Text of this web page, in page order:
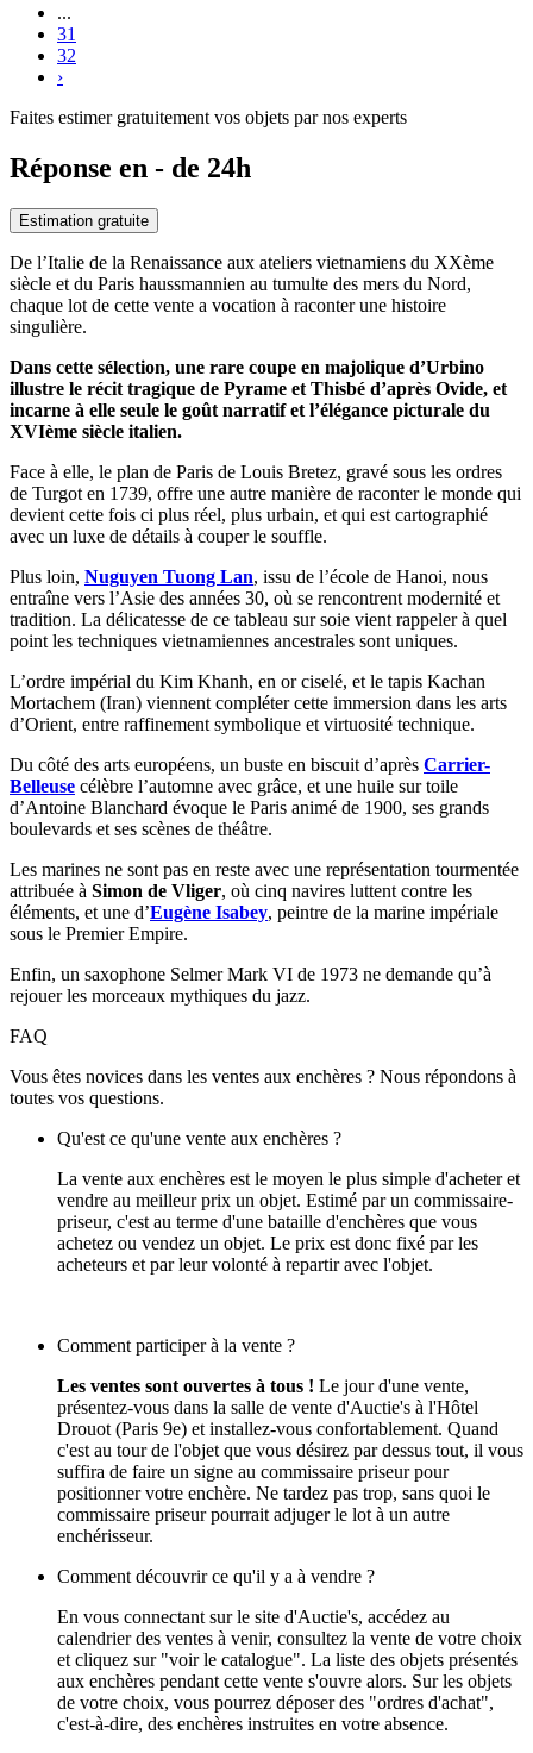
...
31
32
›
Faites estimer gratuitement vos objets par nos experts
Réponse en - de 24h
Estimation gratuite
De l’Italie de la Renaissance aux ateliers vietnamiens du XXème
siècle et du Paris haussmannien au tumulte des mers du Nord,
chaque lot de cette vente a vocation à raconter une histoire
singulière.
Dans cette sélection, une rare coupe en majolique d’Urbino
illustre le récit tragique de Pyrame et Thisbé d’après Ovide, et
incarne à elle seule le goût narratif et l’élégance picturale du
XVIème siècle italien.
Face à elle, le plan de Paris de Louis Bretez, gravé sous les ordres
de Turgot en 1739, offre une autre manière de raconter le monde qui
devient cette fois ci plus réel, plus urbain, et qui est cartographié
avec un luxe de détails à couper le souffle.
Plus loin, Nuguyen Tuong Lan, issu de l’école de Hanoi, nous
entraîne vers l’Asie des années 30, où se rencontrent modernité et
tradition. La délicatesse de ce tableau sur soie vient rappeler à quel
point les techniques vietnamiennes ancestrales sont uniques.
L’ordre impérial du Kim Khanh, en or ciselé, et le tapis Kachan
Mortachem (Iran) viennent compléter cette immersion dans les arts
d’Orient, entre raffinement symbolique et virtuosité technique.
Du côté des arts européens, un buste en biscuit d’après Carrier-
Belleuse célèbre l’automne avec grâce, et une huile sur toile
d’Antoine Blanchard évoque le Paris animé de 1900, ses grands
boulevards et ses scènes de théâtre.
Les marines ne sont pas en reste avec une représentation tourmentée
attribuée à Simon de Vliger, où cinq navires luttent contre les
éléments, et une d’Eugène Isabey, peintre de la marine impériale
sous le Premier Empire.
Enfin, un saxophone Selmer Mark VI de 1973 ne demande qu’à
rejouer les morceaux mythiques du jazz.
FAQ
Vous êtes novices dans les ventes aux enchères ? Nous répondons à
toutes vos questions.
Qu'est ce qu'une vente aux enchères ?
La vente aux enchères est le moyen le plus simple d'acheter et
vendre au meilleur prix un objet. Estimé par un commissaire-
priseur, c'est au terme d'une bataille d'enchères que vous
achetez ou vendez un objet. Le prix est donc fixé par les
acheteurs et par leur volonté à repartir avec l'objet.
Comment participer à la vente ?
Les ventes sont ouvertes à tous ! Le jour d'une vente,
présentez-vous dans la salle de vente d'Auctie's à l'Hôtel
Drouot (Paris 9e) et installez-vous confortablement. Quand
c'est au tour de l'objet que vous désirez par dessus tout, il vous
suffira de faire un signe au commissaire priseur pour
positionner votre enchère. Ne tardez pas trop, sans quoi le
commissaire priseur pourrait adjuger le lot à un autre
enchérisseur.
Comment découvrir ce qu'il y a à vendre ?
En vous connectant sur le site d'Auctie's, accédez au
calendrier des ventes à venir, consultez la vente de votre choix
et cliquez sur "voir le catalogue". La liste des objets présentés
aux enchères pendant cette vente s'ouvre alors. Sur les objets
de votre choix, vous pourrez déposer des "ordres d'achat",
c'est-à-dire, des enchères instruites en votre absence.